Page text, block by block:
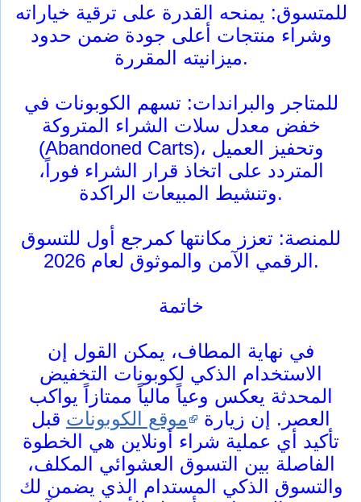
للمتسوق: يمنحه القدرة على ترقية خياراته
وشراء منتجات أعلى جودة ضمن حدود
ميزانيته المقررة.
للمتاجر والبراندات: تسهم الكوبونات في
خفض معدل سلات الشراء المتروكة
(Abandoned Carts)، وتحفيز العميل
المتردد على اتخاذ قرار الشراء فوراً،
وتنشيط المبيعات الراكدة.
للمنصة: تعزز مكانتها كمرجع أول للتسوق
الرقمي الآمن والموثوق لعام 2026.
خاتمة
في نهاية المطاف، يمكن القول إن
الاستخدام الذكي لكوبونات التخفيض
المحدثة يعكس وعياً مالياً ممتازاً يواكب
العصر. إن زيارة
موقع الكوبونات قبل
تأكيد أي عملية شراء أونلاين هي الخطوة
الفاصلة بين التسوق العشوائي المكلف،
والتسوق الذكي المستدام الذي يضمن لك